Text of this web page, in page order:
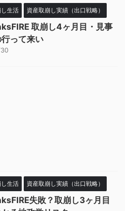
し生活 資産取崩し実績（出口戦略）
取崩し4ヶ月目・見事
って来い
し生活 資産取崩し実績（出口戦略）
失敗？取崩し3ヶ月目